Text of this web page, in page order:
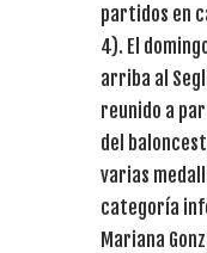
partidos en
4). El
arriba al
reunido a
del
varias
categoría
Mariana